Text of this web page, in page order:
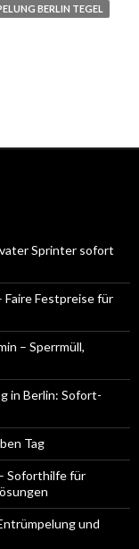
BERLIN TEGEL
Sprinter sofort
Festpreise für
– Sperrmüll,
in Berlin: Sofort-
Tag
Soforthilfe für
und